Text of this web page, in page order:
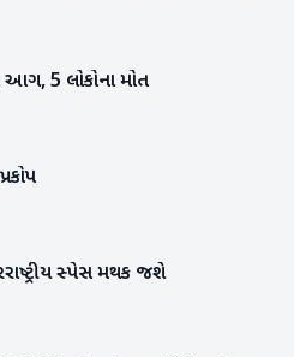
5 લોકોના મોત
સ્પેસ મથક જશે